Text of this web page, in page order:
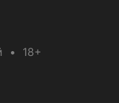
18+